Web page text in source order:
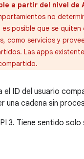
a partir del nivel de
no
posible que se
como servicios y
Las apps
el ID del usuario
una cadena sin
3. Tiene sentido